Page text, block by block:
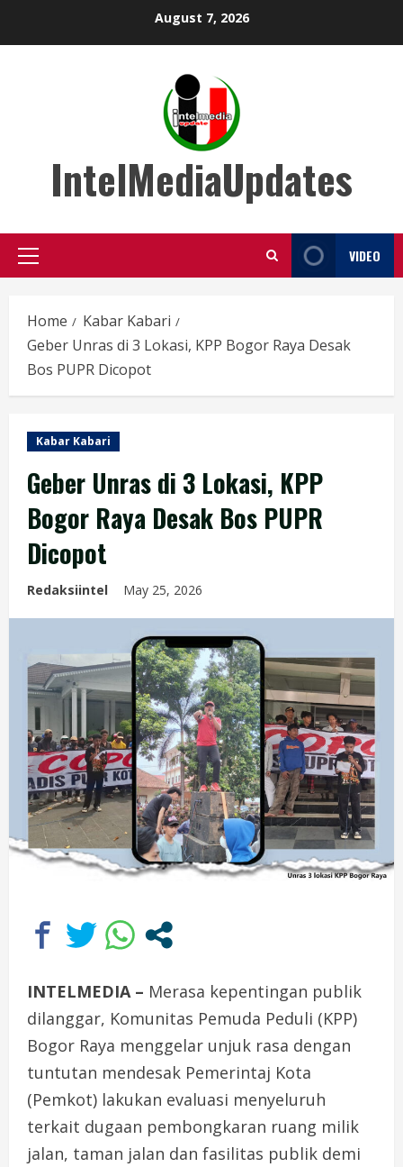
August 7, 2026
IntelMediaUpdates
Primary
VIDEO
Home
Kabar Kabari
Geber Unras di 3 Lokasi, KPP Bogor Raya Desak
Bos PUPR Dicopot
Kabar Kabari
Geber Unras di 3 Lokasi, KPP
Bogor Raya Desak Bos PUPR
Dicopot
Redaksiintel May 25, 2026
INTELMEDIA – Merasa kepentingan publik
dilanggar, Komunitas Pemuda Peduli (KPP)
Bogor Raya menggelar unjuk rasa dengan
tuntutan mendesak Pemerintaj Kota
(Pemkot) lakukan evaluasi menyeluruh
terkait dugaan pembongkaran ruang milik
jalan, taman jalan dan fasilitas publik demi